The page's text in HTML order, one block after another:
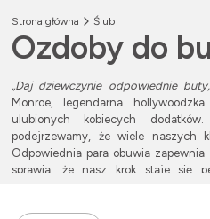
Strona główna Ślub
Ozdoby do
„Daj dziewczynie odpowiednie
Monroe, legendarna
ulubionych kobiecych
podejrzewamy, że wiele naszych
Odpowiednia para obuwia zapewnia
sprawia, że nasz krok staje się